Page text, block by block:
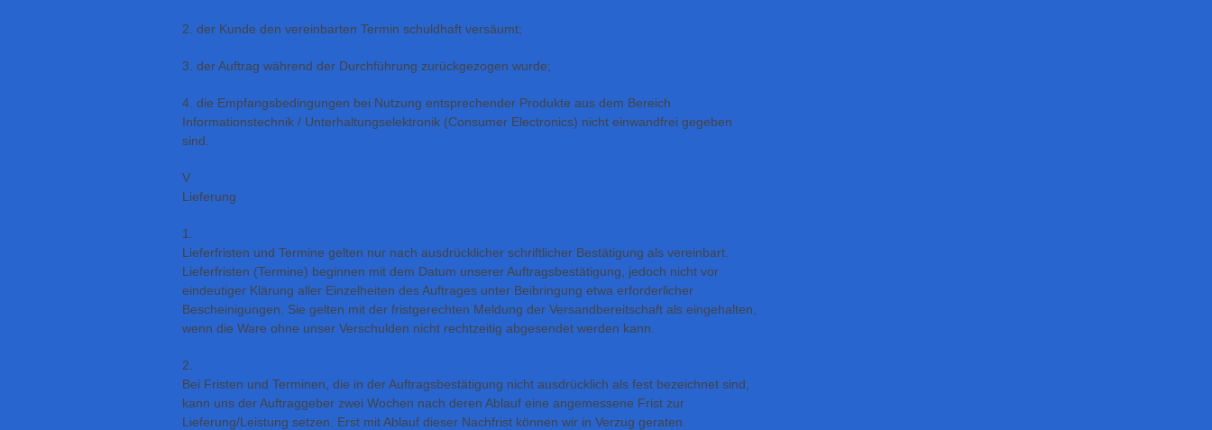
2. der Kunde den vereinbarten Termin schuldhaft versäumt;
3. der Auftrag während der Durchführung zurückgezogen wurde;
4. die Empfangsbedingungen bei Nutzung entsprechender Produkte aus dem Bereich
Informationstechnik / Unterhaltungselektronik (Consumer Electronics) nicht einwandfrei gegeben
sind.
V
Lieferung
1.
Lieferfristen und Termine gelten nur nach ausdrücklicher schriftlicher Bestätigung als vereinbart.
Lieferfristen (Termine) beginnen mit dem Datum unserer Auftragsbestätigung, jedoch nicht vor
eindeutiger Klärung aller Einzelheiten des Auftrages unter Beibringung etwa erforderlicher
Bescheinigungen. Sie gelten mit der fristgerechten Meldung der Versandbereitschaft als eingehalten,
wenn die Ware ohne unser Verschulden nicht rechtzeitig abgesendet werden kann.
2.
Bei Fristen und Terminen, die in der Auftragsbestätigung nicht ausdrücklich als fest bezeichnet sind,
kann uns der Auftraggeber zwei Wochen nach deren Ablauf eine angemessene Frist zur
Lieferung/Leistung setzen. Erst mit Ablauf dieser Nachfrist können wir in Verzug geraten.